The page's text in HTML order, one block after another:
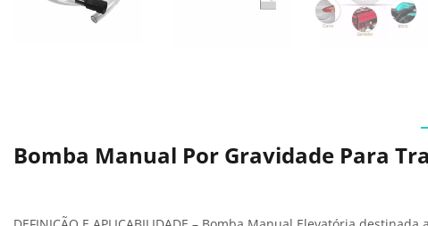
Bomba Manual Por Gravidade Para